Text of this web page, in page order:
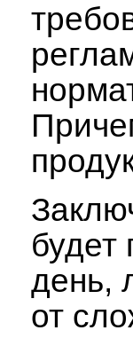
будет
день,
от